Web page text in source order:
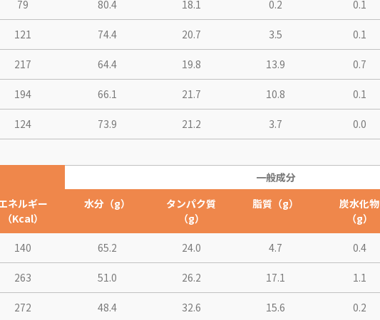
79 80.4 18.1 0.2 0.1
121 74.4 20.7 3.5 0.1
217 64.4 19.8 13.9 0.7
194 66.1 21.7 10.8 0.1
124 73.9 21.2 3.7 0.0
一般成分
ネルギー
（Kcal）
水分（g）
タンパク質
（g）
脂質（g）
炭水化物
（g）
140 65.2 24.0 4.7 0.4
263 51.0 26.2 17.1 1.1
272 48.4 32.6 15.6 0.2